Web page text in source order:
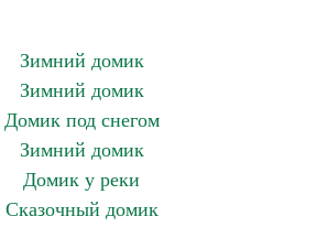
Зимний домик
Зимний домик
Домик под снегом
Зимний домик
Домик у реки
Сказочный домик